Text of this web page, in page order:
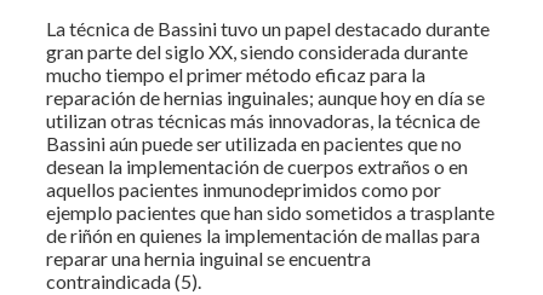
La técnica de Bassini tuvo un papel destacado durante
gran parte del siglo XX, siendo considerada durante
mucho tiempo el primer método eficaz para la
reparación de hernias inguinales; aunque hoy en día se
utilizan otras técnicas más innovadoras, la técnica de
Bassini aún puede ser utilizada en pacientes que no
desean la implementación de cuerpos extraños o en
aquellos pacientes inmunodeprimidos como por
ejemplo pacientes que han sido sometidos a trasplante
de riñón en quienes la implementación de mallas para
reparar una hernia inguinal se encuentra
contraindicada (5).